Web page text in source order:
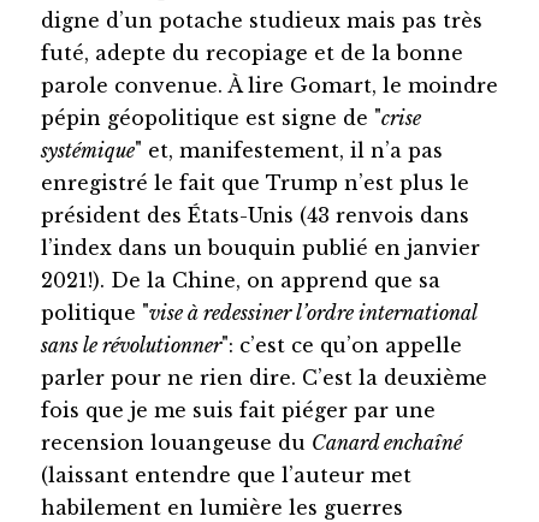
digne d’un potache studieux mais pas très
futé, adepte du recopiage et de la bonne
parole convenue. À lire Gomart, le moindre
pépin géopolitique est signe de "crise
systémique" et, manifestement, il n’a pas
enregistré le fait que Trump n’est plus le
président des États-Unis (43 renvois dans
l’index dans un bouquin publié en janvier
2021!). De la Chine, on apprend que sa
politique "vise à redessiner l’ordre international
sans le révolutionner": c’est ce qu’on appelle
parler pour ne rien dire. C’est la deuxième
fois que je me suis fait piéger par une
recension louangeuse du Canard enchaîné
(laissant entendre que l’auteur met
habilement en lumière les guerres